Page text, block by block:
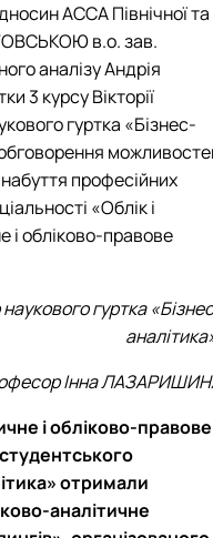
АССА Північної та
в.о. зав.
аналізу Андрія
3 курсу Вікторії
гуртка «Бізнес-
професійних
«Облік і
і обліково-правове
гуртка
Інна
і обліково-правове
отримали
аналітичне